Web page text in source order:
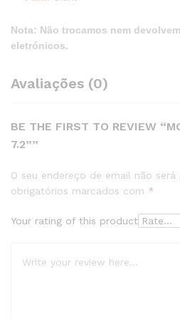
Nota: Não trocamos nem
eletrónicos.
Avaliações (0)
BE THE FIRST TO REVIEW
7.2””
O seu endereço de email não será
obrigatórios marcados com *
Your rating of this product